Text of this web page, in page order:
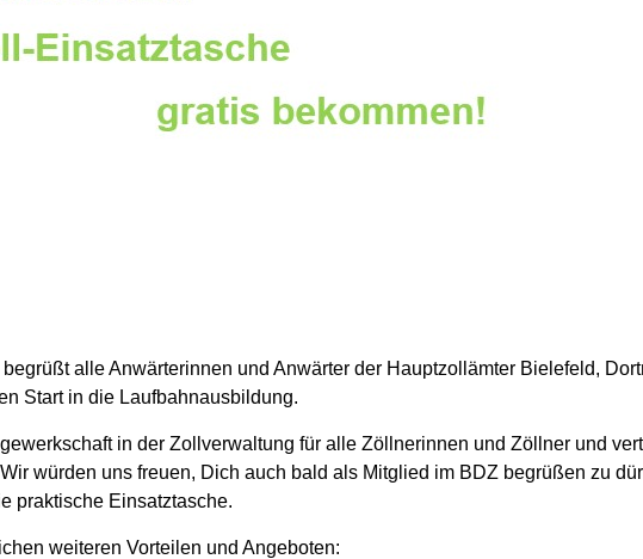
alle Anwärterinnen und Anwärter der Hauptzollämter Bielefeld,
Start in die Laufbahnausbildung.
in der Zollverwaltung für alle Zöllnerinnen und Zöllner und
würden uns freuen, Dich auch bald als Mitglied im BDZ begrüßen zu
praktische Einsatztasche.
weiteren Vorteilen und Angeboten: